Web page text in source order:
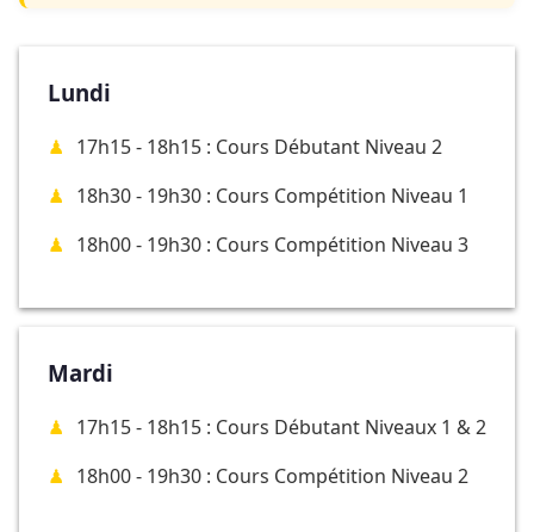
Lundi
17h15 - 18h15 : Cours Débutant Niveau 2
18h30 - 19h30 : Cours Compétition Niveau 1
18h00 - 19h30 : Cours Compétition Niveau 3
Mardi
17h15 - 18h15 : Cours Débutant Niveaux 1 & 2
18h00 - 19h30 : Cours Compétition Niveau 2